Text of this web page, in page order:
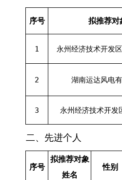
序号 拟推荐对
1 永州经济技术开发
2 湖南运达风电
3 永州经济技术开发
二、先进个人
序号
拟推荐对象
姓名
性别